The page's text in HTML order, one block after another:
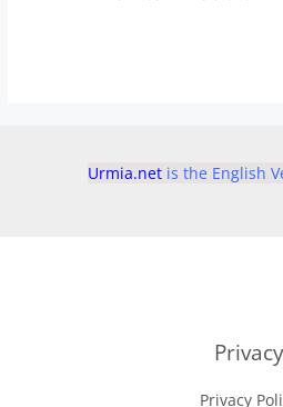
Urmia.net is the English
Privacy
Privacy